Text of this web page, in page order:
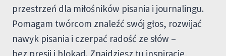
przestrzeń dla miłośników pisania i journalingu.
Pomagam twórcom znaleźć swój głos, rozwijać
nawyk pisania i czerpać radość ze słów –
bez presji i blokad. Znajdziesz tu inspiracje,